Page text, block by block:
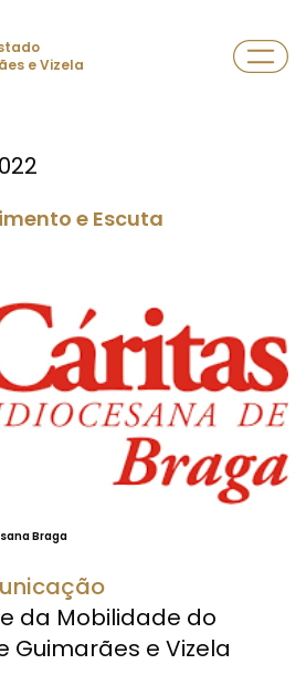
e Vizela
e Escuta
Braga
da Mobilidade do
Guimarães e Vizela